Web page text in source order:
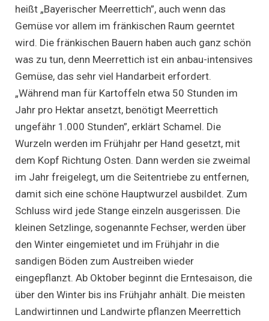
heißt „Bayerischer Meerrettich”, auch wenn das
Gemüse vor allem im fränkischen Raum geerntet
wird. Die fränkischen Bauern haben auch ganz schön
was zu tun, denn Meerrettich ist ein anbau-intensives
Gemüse, das sehr viel Handarbeit erfordert.
„Während man für Kartoffeln etwa 50 Stunden im
Jahr pro Hektar ansetzt, benötigt Meerrettich
ungefähr 1.000 Stunden”, erklärt Schamel. Die
Wurzeln werden im Frühjahr per Hand gesetzt, mit
dem Kopf Richtung Osten. Dann werden sie zweimal
im Jahr freigelegt, um die Seitentriebe zu entfernen,
damit sich eine schöne Hauptwurzel ausbildet. Zum
Schluss wird jede Stange einzeln ausgerissen. Die
kleinen Setzlinge, sogenannte Fechser, werden über
den Winter eingemietet und im Frühjahr in die
sandigen Böden zum Austreiben wieder
eingepflanzt. Ab Oktober beginnt die Erntesaison, die
über den Winter bis ins Frühjahr anhält. Die meisten
Landwirtinnen und Landwirte pflanzen Meerrettich